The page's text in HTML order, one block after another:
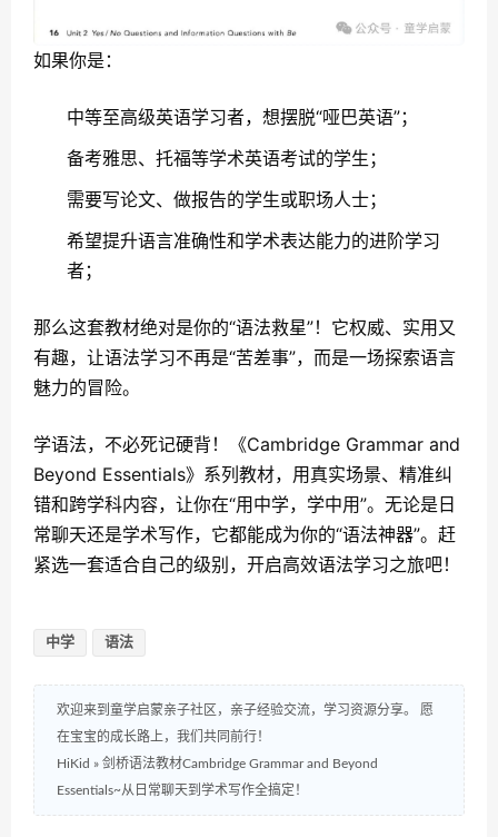
如果你是：
中等至高级英语学习者，想摆脱“哑巴英语”；
备考雅思、托福等学术英语考试的学生；
需要写论文、做报告的学生或职场人士；
希望提升语言准确性和学术表达能力的进阶学习
者；
那么这套教材绝对是你的“语法救星”！它权威、实用又
有趣，让语法学习不再是“苦差事”，而是一场探索语言
魅力的冒险。
学语法，不必死记硬背！《Cambridge Grammar and
Beyond Essentials》系列教材，用真实场景、精准纠
错和跨学科内容，让你在“用中学，学中用”。无论是日
常聊天还是学术写作，它都能成为你的“语法神器”。赶
紧选一套适合自己的级别，开启高效语法学习之旅吧！
中学 语法
欢迎来到童学启蒙亲子社区，亲子经验交流，学习资源分享。 愿
在宝宝的成长路上，我们共同前行！
HiKid » 剑桥语法教材Cambridge Grammar and Beyond
Essentials~从日常聊天到学术写作全搞定！